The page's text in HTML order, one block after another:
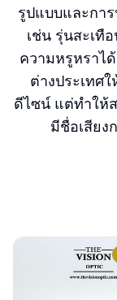
รูปแบบและกา
เช่น รุ่นสะเทื
ความหรูหราไ
ต่างประเทศ
ดีไซน์ แต่ทำให้
มีชื่อเสียง